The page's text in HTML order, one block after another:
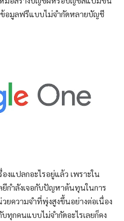
อมูลฟรีแบบไม่จำกัดหลายบัญชี
งแปลกอะไรอยู่แล้ว เพราะใน
กำลังเจอกับปัญหาต้นทุนในการ
ยความจำที่พุ่งสูงขึ้นอย่างต่อเนื่อง
ทุกคนแบบไม่จำกัดอะไรเลยก็คง